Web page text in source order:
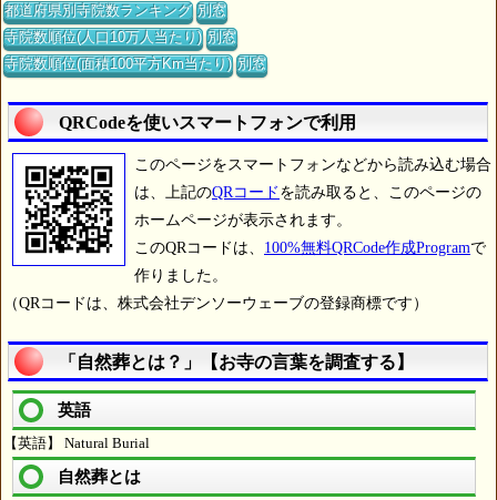
都道府県別寺院数ランキング 別窓
寺院数順位(人口10万人当たり) 別窓
寺院数順位(面積100平方Km当たり) 別窓
QRCodeを使いスマートフォンで利用
このページをスマートフォンなどから読み込む場合
は、上記のQRコード を読み取ると、このページの
ホームページが表示されます。
このQRコードは、 100%無料QRCode作成Programで
作りました。
（QRコードは、株式会社デンソーウェーブの登録商標です）
「自然葬とは？」【お寺の言葉を調査する】
英語
【英語】 Natural Burial
自然葬とは